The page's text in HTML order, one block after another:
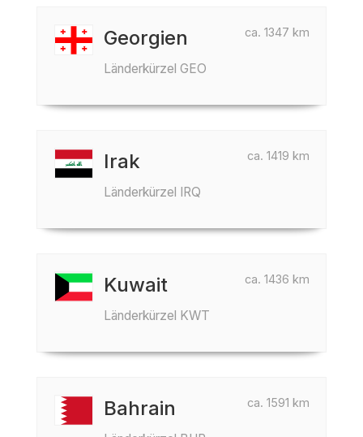
ca. 1347 km
Georgien
Länderkürzel GEO
ca. 1419 km
Irak
Länderkürzel IRQ
ca. 1436 km
Kuwait
Länderkürzel KWT
ca. 1591 km
Bahrain